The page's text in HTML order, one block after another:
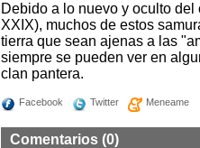
Debido a lo nuevo y oculto
XXIX), muchos de estos
tierra que sean ajenas a las
siempre se pueden ver en
clan pantera.
Facebook Twitter Meneame
Comentarios (0)